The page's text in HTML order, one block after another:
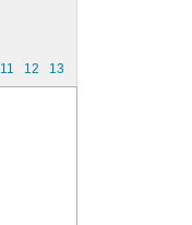
11 12 13